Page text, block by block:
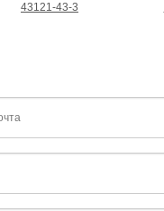
43121-43-3